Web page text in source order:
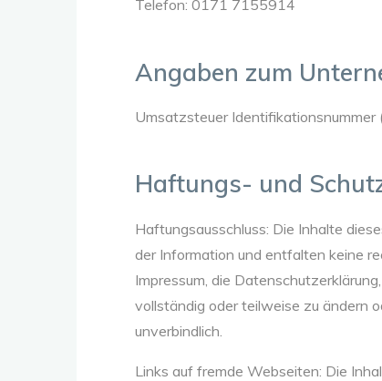
Telefon: 0171 7155914
Angaben zum
Umsatzsteuer Identifikationsnummer
Haftungs- und
Haftungsausschluss: Die Inhalte
der Information und entfalten keine
Impressum, die
vollständig oder teilweise zu ändern
unverbindlich.
Links auf fremde Webseiten: Die